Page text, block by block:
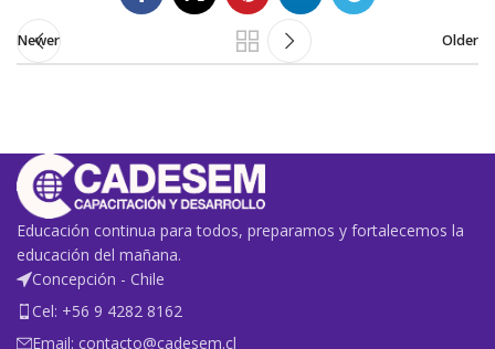
Newer Older
Educación continua para todos, preparamos y fortalecemos la
educación del mañana.
Concepción - Chile
Cel: +56 9 4282 8162
Email: contacto@cadesem.cl